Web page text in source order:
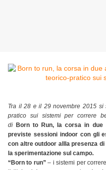
Tra il 28 e il 29 novembre 2015 si
pratico sui sistemi per correre
di Born to Run, la corsa in due
previste sessioni indoor con gli
con altre outdoor allla presenza
la sperimentazione sul campo.
“Born to run” – i sistemi per